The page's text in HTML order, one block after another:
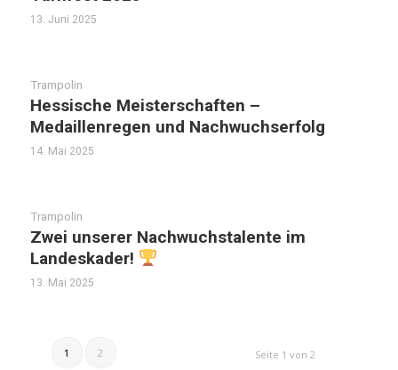
13. Juni 2025
Trampolin
Hessische Meisterschaften –
Medaillenregen und Nachwuchserfolg
14. Mai 2025
Trampolin
Zwei unserer Nachwuchstalente im
Landeskader!
13. Mai 2025
Seite 1 von 2
1 2